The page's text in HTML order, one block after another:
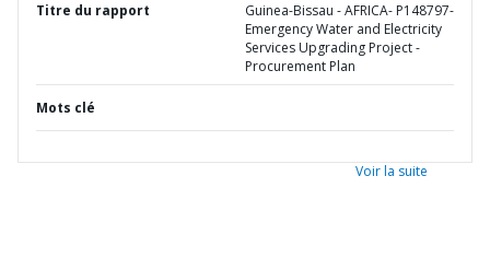
Titre du rapport
Guinea-Bissau - AFRICA- P148797-
Emergency Water and Electricity
Services Upgrading Project -
Procurement Plan
Mots clé
Voir la suite